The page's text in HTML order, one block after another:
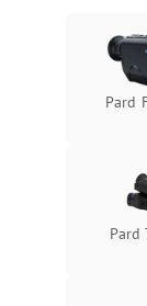
Pard
Pard